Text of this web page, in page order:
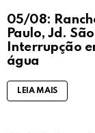
05/08:
Paulo, Jd.
Interrupção
água
LEIA MAIS